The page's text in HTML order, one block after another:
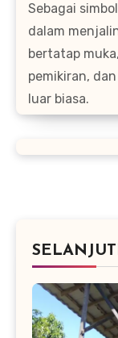
Sebagai
dalam
bertatap
pemikiran,
luar biasa.